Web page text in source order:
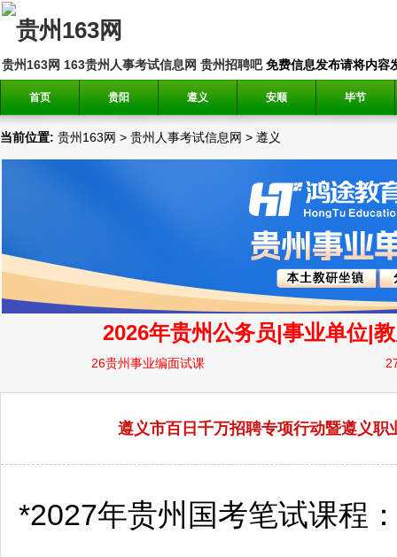
贵州163网 163贵州人事考试信息网 贵州招聘吧免费信息发布请将内容
首页 贵阳 遵义 安顺 毕节
当前位置: 贵州163网 > 贵州人事考试信息网 > 遵义
遵义市百日千万招聘专项行动暨遵义
*2027年贵州国考笔试课程